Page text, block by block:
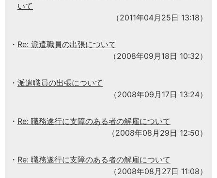
いて
（2011年04月25日 13:18）
Re: 派遣職員の出張について
（2008年09月18日 10:32）
派遣職員の出張について
（2008年09月17日 13:24）
Re: 職務遂行に支障のある者の解雇について
（2008年08月29日 12:50）
Re: 職務遂行に支障のある者の解雇について
（2008年08月27日 11:08）